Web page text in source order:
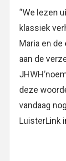
“We lezen
klassiek
Maria en
aan de
deze
vandaag
LuisterLink